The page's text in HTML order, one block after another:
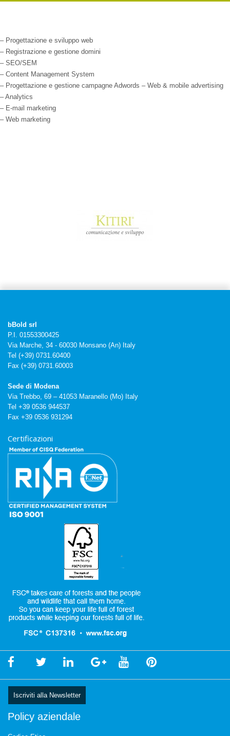
– Progettazione e sviluppo web
– Registrazione e gestione domini
– SEO/SEM
– Content Management System
– Progettazione e gestione campagne Adwords – Web & mobile advertising
– Analytics
– E-mail marketing
– Web marketing
bBold srl
P.I. 01553300425
Via Marche, 34 - 60030 Monsano (An) Italy
Tel (+39) 0731.60400
Fax (+39) 0731.60003
Sede di Modena
Via Trebbo, 69 – 41053 Maranello (Mo) Italy
Tel +39 0536 944537
Fax +39 0536 931294
Certificazioni
Iscriviti alla Newsletter
Policy aziendale